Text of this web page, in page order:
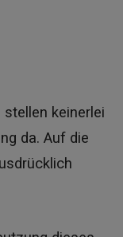
keinerlei
da. Auf die